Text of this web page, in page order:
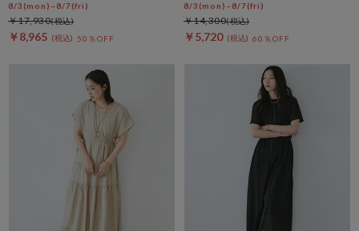
8/3(mon)~8/7(fri)
￥8,965 50％OFF
￥17,930
8/3(mon)~8/7(fri)
￥5,720 60％OFF
￥14,300